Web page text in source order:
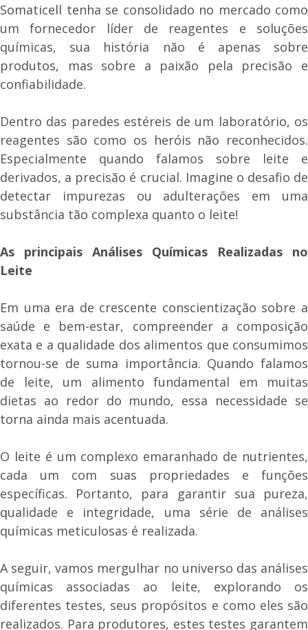
Somaticell tenha se consolidado no mercado como
um fornecedor líder de reagentes e soluções
químicas, sua história não é apenas sobre
produtos, mas sobre a paixão pela precisão e
confiabilidade.
Dentro das paredes estéreis de um laboratório, os
reagentes são como os heróis não reconhecidos.
Especialmente quando falamos sobre leite e
derivados, a precisão é crucial. Imagine o desafio de
detectar impurezas ou adulterações em uma
substância tão complexa quanto o leite!
As principais Análises Químicas Realizadas no
Leite
Em uma era de crescente conscientização sobre a
saúde e bem-estar, compreender a composição
exata e a qualidade dos alimentos que consumimos
tornou-se de suma importância. Quando falamos
de leite, um alimento fundamental em muitas
dietas ao redor do mundo, essa necessidade se
torna ainda mais acentuada.
O leite é um complexo emaranhado de nutrientes,
cada um com suas propriedades e funções
específicas. Portanto, para garantir sua pureza,
qualidade e integridade, uma série de análises
químicas meticulosas é realizada.
A seguir, vamos mergulhar no universo das análises
químicas associadas ao leite, explorando os
diferentes testes, seus propósitos e como eles são
realizados. Para produtores, estes testes garantem